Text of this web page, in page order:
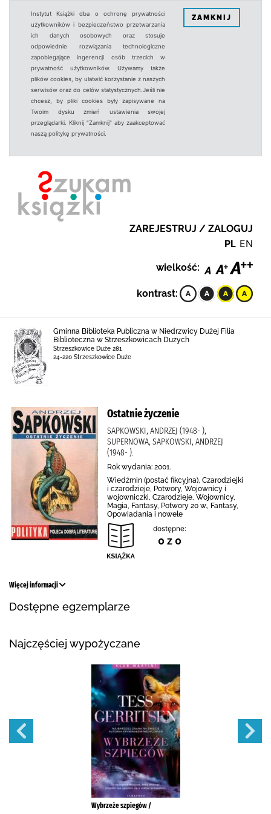
Instytut Książki dba o ochronę prywatności
użytkowników i bezpieczeństwo przetwarzania
ich danych osobowych oraz stosuje
odpowiednie rozwiązania technologiczne
zapobiegające ingerencji osób trzecich w
prywatność użytkowników. Używamy także
plików cookies, by ułatwić korzystanie z naszych
serwisów oraz do celów statystycznych.Jeśli nie
chcesz, by pliki cookies były zapisywane na
Twoim dysku zmień ustawienia swojej
przeglądarki. Kliknij "Zamknij" aby zaakceptować
naszą politykę prywatności.
ZAMKNIJ
ZAREJESTRUJ / ZALOGUJ
PL EN
wielkość:
kontrast:
Gminna Biblioteka Publiczna w Niedrzwicy Dużej Filia
Biblioteczna w Strzeszkowicach Dużych
Strzeszkowice Duże 281
24-220 Strzeszkowice Duże
Ostatnie życzenie
SAPKOWSKI, ANDRZEJ (1948- ),
SUPERNOWA, SAPKOWSKI, ANDRZEJ
(1948- ).
Rok wydania: 2001.
Wiedźmin (postać fikcyjna), Czarodziejki
i czarodzieje, Potwory, Wojownicy i
wojowniczki, Czarodzieje, Wojownicy,
Magia, Fantasy, Potwory 20 w., Fantasy,
Opowiadania i nowele
dostępne:
0 z 0
Więcej informacji
Dostępne egzemplarze
Najczęściej wypożyczane
Wybrzeże szpiegów /